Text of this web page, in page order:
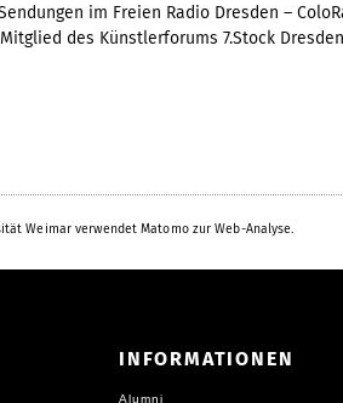
im Freien Radio Dresden –
Mitglied des Künstlerforums 7.Stock Dresden
Weimar verwendet Matomo zur Web-Analyse.
INFORMATIONEN
Alumni